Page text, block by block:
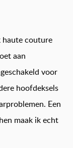
haute couture
aan
voor
hoofdeksels
Een
maak ik echt